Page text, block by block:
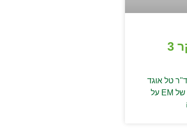
עמידות בעגבנייה – מחקר 3
טל אוגד
ממו"פ דרום, בו הוא בוחן את ההשפעה של EM על